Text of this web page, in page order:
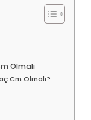
Olmalı
Cm Olmalı?